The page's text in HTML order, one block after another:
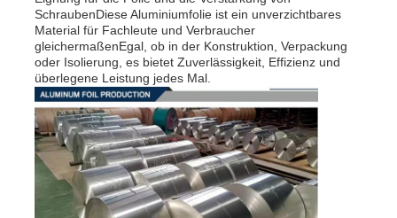
SchraubenDiese Aluminiumfolie ist ein unverzichtbares
Material für Fachleute und Verbraucher
gleichermaßenEgal, ob in der Konstruktion, Verpackung
oder Isolierung, es bietet Zuverlässigkeit, Effizienz und
überlegene Leistung jedes Mal.